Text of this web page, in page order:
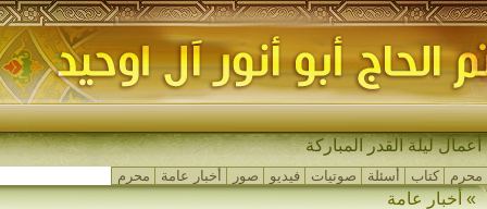
م_
محرم كتاب أسئلة صوتيات فيديو صور أخبار عامة محرم
» أخبار عامة